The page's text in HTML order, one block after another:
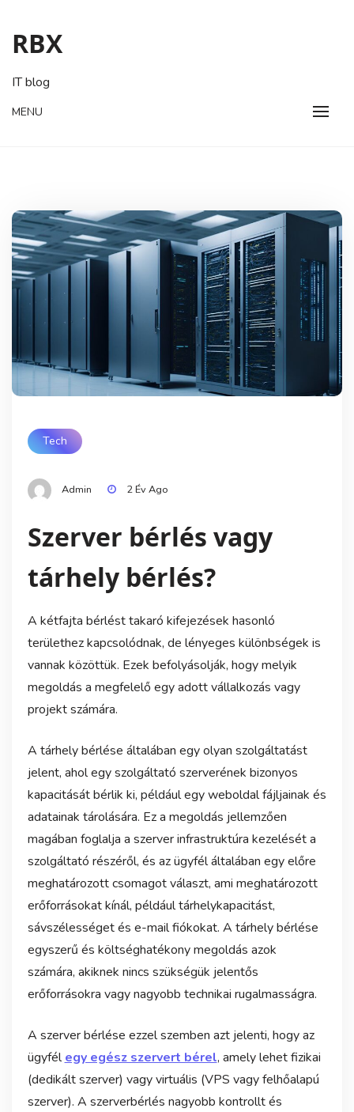
content
RBX
IT blog
MENU
Tech
Admin 2 Év Ago
Szerver bérlés vagy
tárhely bérlés?
A kétfajta bérlést takaró kifejezések hasonló
területhez kapcsolódnak, de lényeges különbségek is
vannak közöttük. Ezek befolyásolják, hogy melyik
megoldás a megfelelő egy adott vállalkozás vagy
projekt számára.
A tárhely bérlése általában egy olyan szolgáltatást
jelent, ahol egy szolgáltató szerverének bizonyos
kapacitását bérlik ki, például egy weboldal fájljainak és
adatainak tárolására. Ez a megoldás jellemzően
magában foglalja a szerver infrastruktúra kezelését a
szolgáltató részéről, és az ügyfél általában egy előre
meghatározott csomagot választ, ami meghatározott
erőforrásokat kínál, például tárhelykapacitást,
sávszélességet és e-mail fiókokat. A tárhely bérlése
egyszerű és költséghatékony megoldás azok
számára, akiknek nincs szükségük jelentős
erőforrásokra vagy nagyobb technikai rugalmasságra.
A szerver bérlése ezzel szemben azt jelenti, hogy az
ügyfélegy egész szervert bérel, amely lehet fizikai
(dedikált szerver) vagy virtuális (VPS vagy felhőalapú
szerver). A szerverbérlés nagyobb kontrollt és